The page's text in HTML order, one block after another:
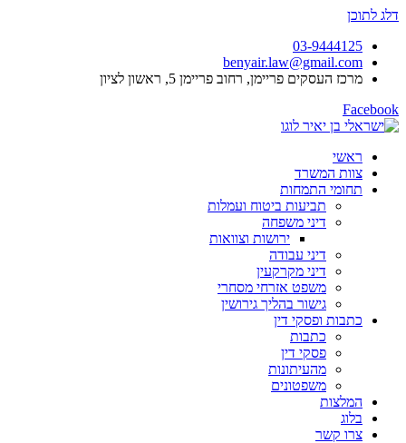
דלג לתוכן
03-9444125
benyair.law@gmail.com
מרכז העסקים פריימן, רחוב פריימן 5, ראשון לציון
Facebook
ראשי
צוות המשרד
תחומי התמחות
תביעות ביטוח ועמלות
דיני משפחה
ירושות וצוואות
דיני עבודה
דיני מקרקעין
משפט אזרחי מסחרי
גישור בהליך גירושין
כתבות ופסקי דין
כתבות
פסקי דין
מהעיתונות
משפטונים
המלצות
בלוג
צרו קשר